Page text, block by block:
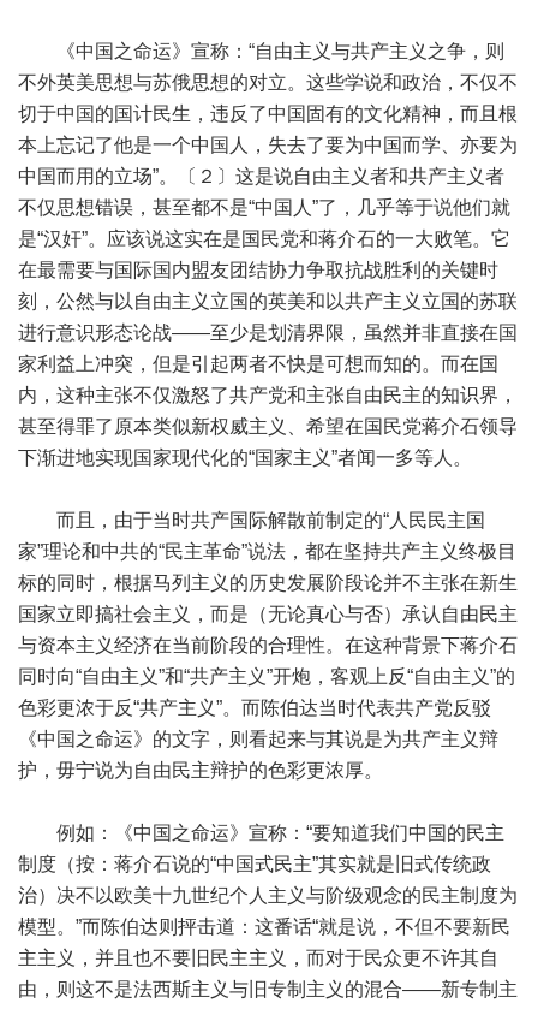
《中国之命运》宣称：“自由主义与共产主义之争，则
不外英美思想与苏俄思想的对立。这些学说和政治，不仅不
切于中国的国计民生，违反了中国固有的文化精神，而且根
本上忘记了他是一个中国人，失去了要为中国而学、亦要为
中国而用的立场”。〔２〕这是说自由主义者和共产主义者
不仅思想错误，甚至都不是“中国人”了，几乎等于说他们就
是“汉奸”。应该说这实在是国民党和蒋介石的一大败笔。它
在最需要与国际国内盟友团结协力争取抗战胜利的关键时
刻，公然与以自由主义立国的英美和以共产主义立国的苏联
进行意识形态论战——至少是划清界限，虽然并非直接在国
家利益上冲突，但是引起两者不快是可想而知的。而在国
内，这种主张不仅激怒了共产党和主张自由民主的知识界，
甚至得罪了原本类似新权威主义、希望在国民党蒋介石领导
下渐进地实现国家现代化的“国家主义”者闻一多等人。
而且，由于当时共产国际解散前制定的“人民民主国
家”理论和中共的“民主革命”说法，都在坚持共产主义终极目
标的同时，根据马列主义的历史发展阶段论并不主张在新生
国家立即搞社会主义，而是（无论真心与否）承认自由民主
与资本主义经济在当前阶段的合理性。在这种背景下蒋介石
同时向“自由主义”和“共产主义”开炮，客观上反“自由主义”的
色彩更浓于反“共产主义”。而陈伯达当时代表共产党反驳
《中国之命运》的文字，则看起来与其说是为共产主义辩
护，毋宁说为自由民主辩护的色彩更浓厚。
例如：《中国之命运》宣称：“要知道我们中国的民主
制度（按：蒋介石说的“中国式民主”其实就是旧式传统政
治）决不以欧美十九世纪个人主义与阶级观念的民主制度为
模型。”而陈伯达则抨击道：这番话“就是说，不但不要新民
主主义，并且也不要旧民主主义，而对于民众更不许其自
由，则这不是法西斯主义与旧专制主义的混合——新专制主